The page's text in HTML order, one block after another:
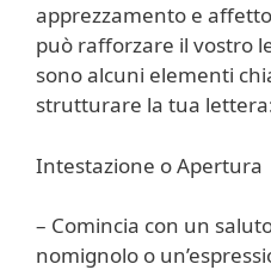
apprezzamento e
può rafforzare il vostro
sono alcuni elementi
strutturare la tua
Intestazione o Apertura
– Comincia con un
nomignolo o